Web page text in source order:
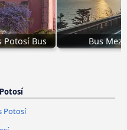
Potosí Bus Bus
Potosí